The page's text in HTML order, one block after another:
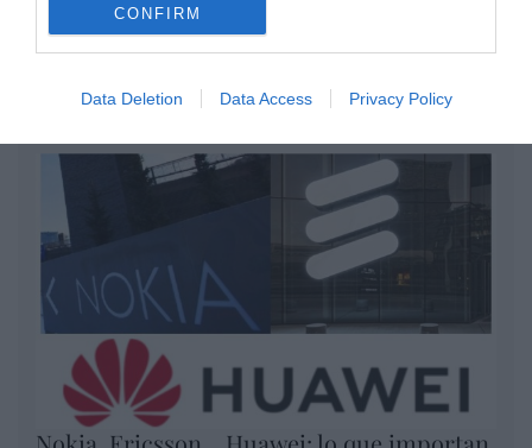
CONFIRM
Data Deletion Data Access Privacy Policy
Opinión
Enormes minucias